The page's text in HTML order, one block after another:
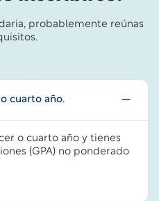
probablemente reúnas
cuarto año.
o cuarto año y tienes
(GPA) no ponderado